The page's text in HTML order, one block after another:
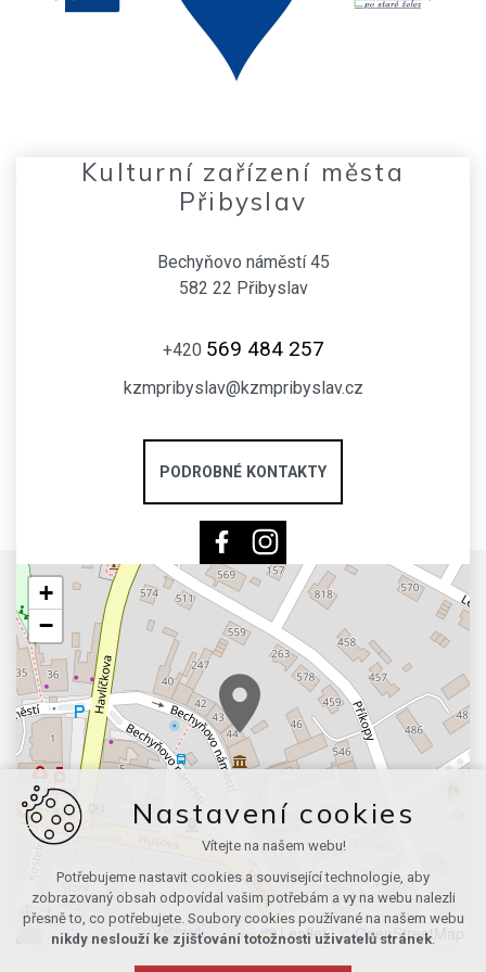
Kulturní zařízení města
Přibyslav
Bechyňovo náměstí 45
582 22 Přibyslav
+420 569 484 257
kzmpribyslav@kzmpribyslav.cz
PODROBNÉ KONTAKTY
+
−
Leaflet | © OpenStreetMap
Nastavení cookies
Vítejte na našem webu!
Potřebujeme nastavit cookies a související technologie, aby
zobrazovaný obsah odpovídal vašim potřebám a vy na webu nalezli
přesně to, co potřebujete. Soubory cookies používané na našem webu
nikdy neslouží ke zjišťování totožnosti uživatelů stránek.